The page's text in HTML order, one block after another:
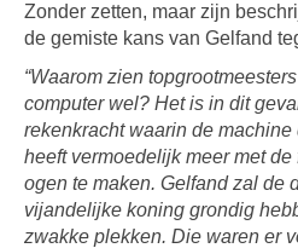
Zonder zetten, maar zijn
de gemiste kans van Gelfand
“Waarom zien
computer wel? Het is in dit
rekenkracht waarin de machine
heeft vermoedelijk meer met
ogen te maken. Gelfand zal de
vijandelijke koning grondig
zwakke plekken. Die waren er